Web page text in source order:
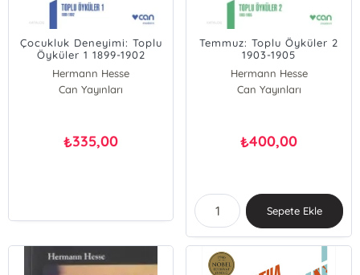
Çocukluk Deneyimi: Toplu
Öyküler 1 1899-1902
Hermann Hesse
Can Yayınları
₺335,00
Temmuz: Toplu Öyküler 2
1903-1905
Hermann Hesse
Can Yayınları
₺400,00
Sepete Ekle